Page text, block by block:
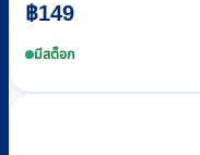
฿149
มีสต็อก